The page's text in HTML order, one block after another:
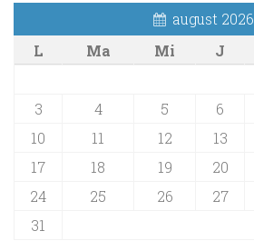
august 2026
L
Ma Mi J
3
4 5 6
10
11 12 13
17
18 19 20
24
25 26 27
31